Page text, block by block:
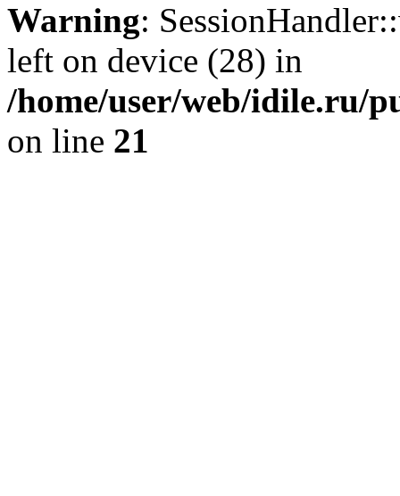
Warning:
left on device (28) in
/home/user/web/idile.ru/
on line 21